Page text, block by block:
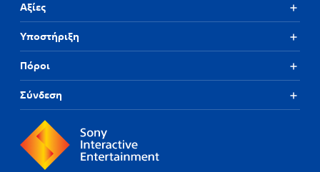
Αξίες
Υποστήριξη
Πόροι
Σύνδεση